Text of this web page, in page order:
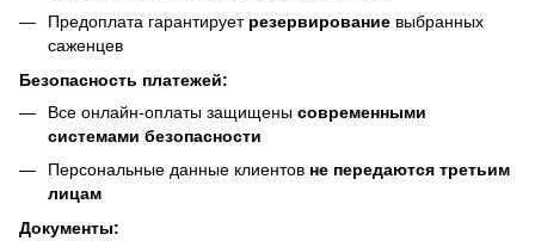
Предоплата гарантирует резервирование выбранных
саженцев
Безопасность платежей:
Все онлайн-оплаты защищены современными
системами безопасности
Персональные данные клиентов не передаются третьим
лицам
Документы: